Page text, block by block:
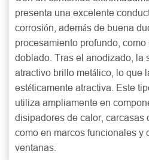
presenta una excelente
corrosión, además de buena
procesamiento profundo, como
doblado. Tras el anodizado, la
atractivo brillo metálico, lo que
estéticamente atractiva. Este
utiliza ampliamente en
disipadores de calor, carcasas
como en marcos funcionales y
ventanas.